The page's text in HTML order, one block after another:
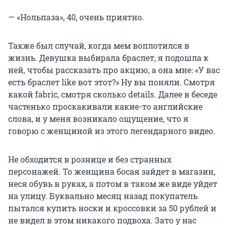
— «Нольпаза», 40, очень приятно.
Также был случай, когда мем воплотился в
жизнь. Девушка выбирала браслет, я подошла к
ней, чтобы рассказать про акцию, а она мне: «У вас
есть браслет like вот этот?» Ну вы поняли. Смотря
какой fabric, смотря сколько details. Далее в беседе
частенько проскакивали какие-то английские
слова, и у меня возникало ощущение, что я
говорю с женщиной из этого легендарного видео.
Не обходится в рознице и без странных
персонажей. То женщина босая зайдет в магазин,
неся обувь в руках, а потом в таком же виде уйдет
на улицу. Буквально месяц назад покупатель
пытался купить носки и кроссовки за 50 рублей и
не видел в этом никакого подвоха. Зато у нас